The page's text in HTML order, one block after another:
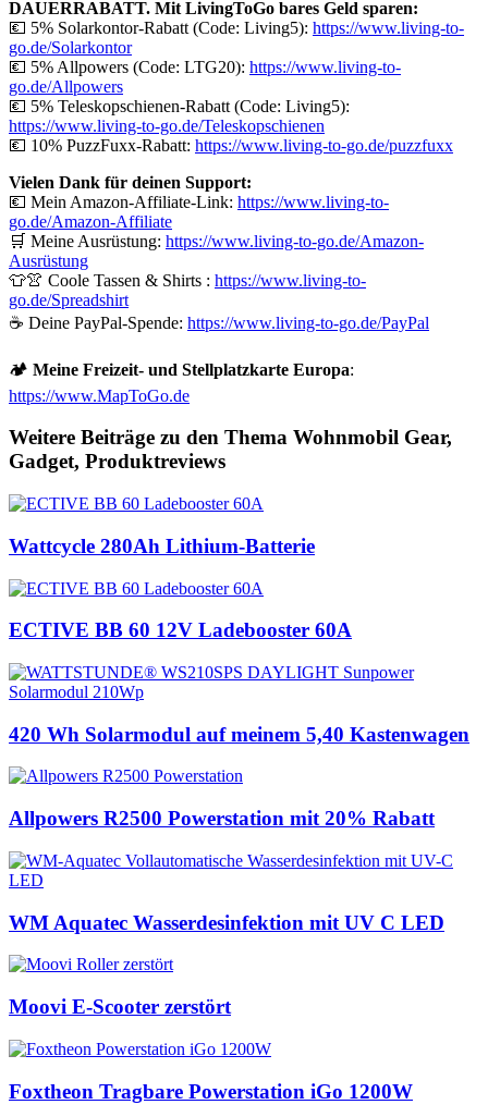
DAUERRABATT. Mit LivingToGo bares Geld sparen:
💶 5% Solarkontor-Rabatt (Code: Living5): https://www.living-to-
go.de/Solarkontor
💶 5% Allpowers (Code: LTG20): https://www.living-to-
go.de/Allpowers
💶 5% Teleskopschienen-Rabatt (Code: Living5):
https://www.living-to-go.de/Teleskopschienen
💶 10% PuzzFuxx-Rabatt: https://www.living-to-go.de/puzzfuxx
Vielen Dank für deinen Support:
💶 Mein Amazon-Affiliate-Link: https://www.living-to-
go.de/Amazon-Affiliate
🛒 Meine Ausrüstung: https://www.living-to-go.de/Amazon-
Ausrüstung
👕👚 Coole Tassen & Shirts : https://www.living-to-
go.de/Spreadshirt
☕ Deine PayPal-Spende: https://www.living-to-go.de/PayPal
🏕️ Meine Freizeit- und Stellplatzkarte Europa:
https://www.MapToGo.de
Weitere Beiträge zu den Thema Wohnmobil Gear,
Gadget, Produktreviews
Wattcycle 280Ah Lithium-Batterie
ECTIVE BB 60 12V Ladebooster 60A
420 Wh Solarmodul auf meinem 5,40 Kastenwagen
Allpowers R2500 Powerstation mit 20% Rabatt
WM Aquatec Wasserdesinfektion mit UV C LED
Moovi E-Scooter zerstört
Foxtheon Tragbare Powerstation iGo 1200W